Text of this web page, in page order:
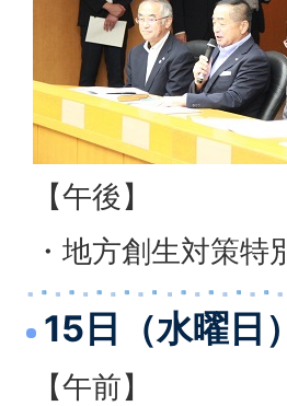
【午後】
・地方創生対策特
15日（水曜日）
【午前】